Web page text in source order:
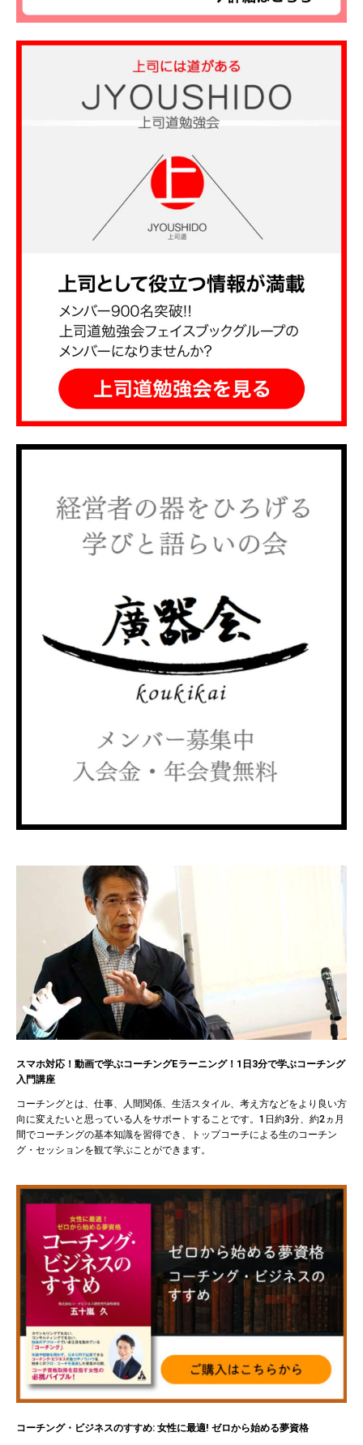
スマホ対応！動画で学ぶコーチングEラーニング！1日3分で学ぶコーチング
入門講座
コーチングとは、仕事、人間関係、生活スタイル、考え方などをより良い方
向に変えたいと思っている人をサポートすることです。1日約3分、約2ヵ月
間でコーチングの基本知識を習得でき、トップコーチによる生のコーチン
グ・セッションを観て学ぶことができます。
コーチング・ビジネスのすすめ: 女性に最適! ゼロから始める夢資格